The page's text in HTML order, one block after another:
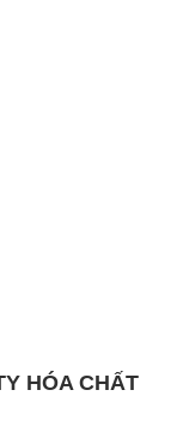
HÓA CHẤT